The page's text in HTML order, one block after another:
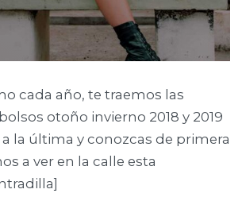
cada año, te traemos las
otoño invierno 2018 y 2019
a la última y conozcas de primera
a ver en la calle esta